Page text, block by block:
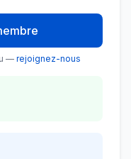
— rejoignez-nous